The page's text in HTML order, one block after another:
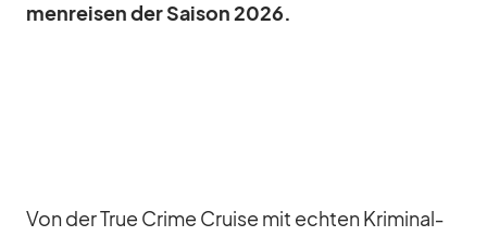
men­rei­sen der Sai­son 2026.
Von der True Crime Cruise mit ech­ten Kri­mi­nal­